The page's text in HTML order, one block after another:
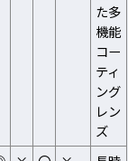
た多
機能
コー
ティ
ング
レン
ズ